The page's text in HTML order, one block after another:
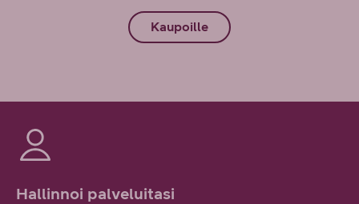
Kaupoille
Hallinnoi palveluitasi